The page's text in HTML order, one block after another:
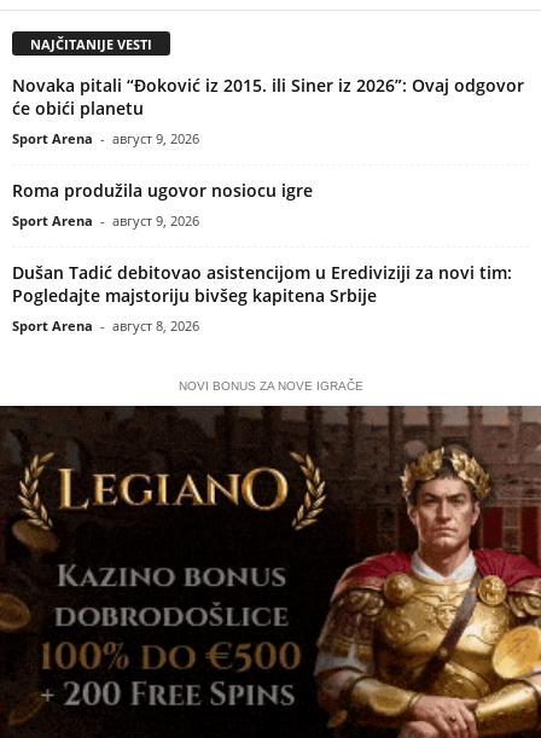
NAJČITANIJE VESTI
Novaka pitali “Đoković iz 2015. ili Siner iz 2026”: Ovaj odgovor
će obići planetu
Sport Arena - август 9, 2026
Roma produžila ugovor nosiocu igre
Sport Arena - август 9, 2026
Dušan Tadić debitovao asistencijom u Erediviziji za novi tim:
Pogledajte majstoriju bivšeg kapitena Srbije
Sport Arena - август 8, 2026
NOVI BONUS ZA NOVE IGRAČE